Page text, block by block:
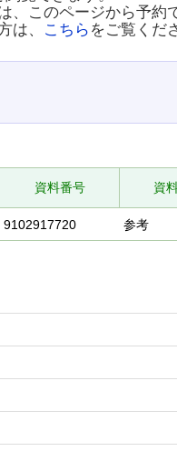
このページから予約
は、
こちら をご覧くだ
資料番号 資
9102917720 参考